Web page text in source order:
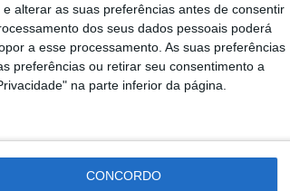
alterar as suas preferências antes de consentir
dos seus dados pessoais poderá
a esse processamento. As suas preferências
preferências ou retirar seu consentimento a
na parte inferior da página.
CONCORDO
dificultou
disso, voltámos
O
ao MXGP de
no
ACTIB.
Câmara Municipal